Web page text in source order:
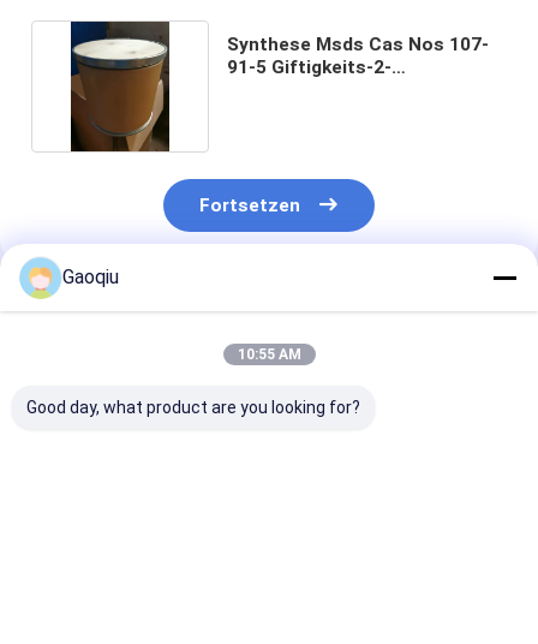
Synthese Msds Cas Nos 107-
91-5 Giftigkeits-2-
Fortsetzen
Empfohlene Produkte
Gaoqiu
10:55 AM
Good day, what product are you looking for?